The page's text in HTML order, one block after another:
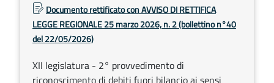
Documento rettificato con AVVISO DI RETTIFICA
LEGGE REGIONALE 25 marzo 2026, n. 2 (bollettino n°40
del 22/05/2026)
XII legislatura - 2° provvedimento di
riconoscimento di debiti fuori bilancio ai sensi